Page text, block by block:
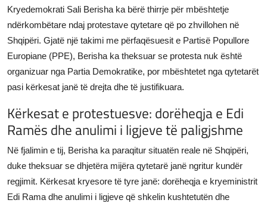
Shqip
Kryedemokrati Sali Berisha ka bërë thirrje për mbështetje
ndërkombëtare ndaj protestave qytetare që po zhvillohen në
Shqipëri. Gjatë një takimi me përfaqësuesit e Partisë Popullore
Europiane (PPE), Berisha ka theksuar se protesta nuk është
organizuar nga Partia Demokratike, por mbështetet nga qytetarët
pasi kërkesat janë të drejta dhe të justifikuara.
Kërkesat e protestuesve: dorëheqja e Edi
Ramës dhe anulimi i ligjeve të paligjshme
Në fjalimin e tij, Berisha ka paraqitur situatën reale në Shqipëri,
duke theksuar se dhjetëra mijëra qytetarë janë ngritur kundër
regjimit. Kërkesat kryesore të tyre janë: dorëheqja e kryeministrit
Edi Rama dhe anulimi i ligjeve që shkelin kushtetutën dhe